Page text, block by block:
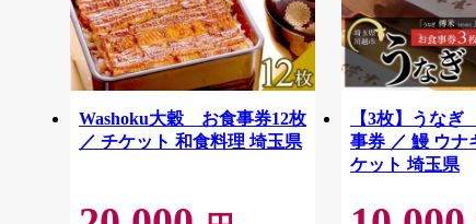
Washoku大穀 お食事券12枚
／ チケット 和食料理 埼玉県
【3枚】うな
事券 ／ 鰻 ウナ
ケット 埼玉県